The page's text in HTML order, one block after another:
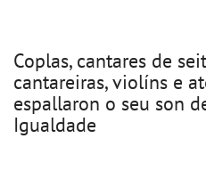
Coplas, cantares de
cantareiras, violíns e
espallaron o seu son
Igualdade